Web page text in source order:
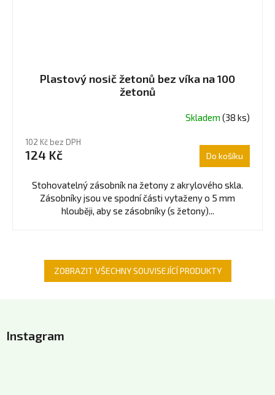
Plastový nosič žetonů bez víka na 100
žetonů
Skladem (38 ks)
102 Kč bez DPH
124 Kč Do košíku
Stohovatelný zásobník na žetony z akrylového skla.
Zásobníky jsou ve spodní části vytaženy o 5 mm
hlouběji, aby se zásobníky (s žetony)...
ZOBRAZIT VŠECHNY SOUVISEJÍCÍ PRODUKTY
pInstagram